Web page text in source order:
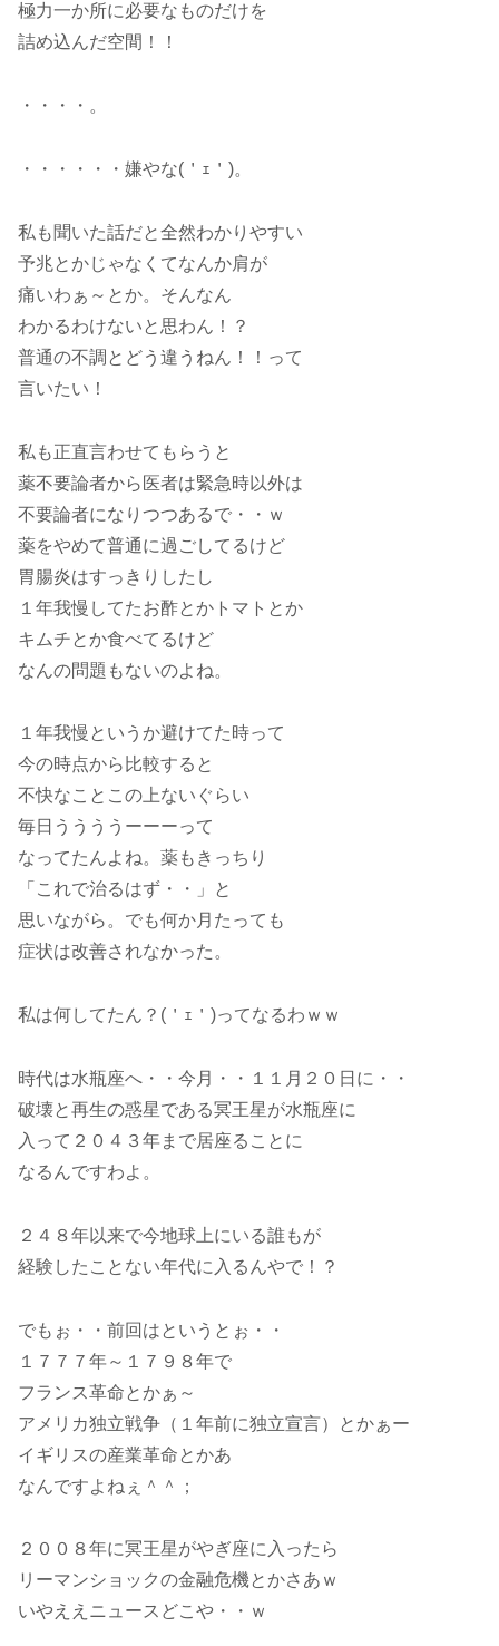
極力一か所に必要なものだけを
詰め込んだ空間！！
・・・・。
・・・・・・嫌やな(＇ｪ＇)。
私も聞いた話だと全然わかりやすい
予兆とかじゃなくてなんか肩が
痛いわぁ～とか。そんなん
わかるわけないと思わん！？
普通の不調とどう違うねん！！って
言いたい！
私も正直言わせてもらうと
薬不要論者から医者は緊急時以外は
不要論者になりつつあるで・・ｗ
薬をやめて普通に過ごしてるけど
胃腸炎はすっきりしたし
１年我慢してたお酢とかトマトとか
キムチとか食べてるけど
なんの問題もないのよね。
１年我慢というか避けてた時って
今の時点から比較すると
不快なことこの上ないぐらい
毎日ううううーーーって
なってたんよね。薬もきっちり
「これで治るはず・・」と
思いながら。でも何か月たっても
症状は改善されなかった。
私は何してたん？(＇ｪ＇)ってなるわｗｗ
時代は水瓶座へ・・今月・・１１月２０日に・・
破壊と再生の惑星である冥王星が水瓶座に
入って２０４３年まで居座ることに
なるんですわよ。
２４８年以来で今地球上にいる誰もが
経験したことない年代に入るんやで！？
でもぉ・・前回はというとぉ・・
１７７７年～１７９８年で
フランス革命とかぁ～
アメリカ独立戦争（１年前に独立宣言）とかぁー
イギリスの産業革命とかあ
なんですよねぇ＾＾；
２００８年に冥王星がやぎ座に入ったら
リーマンショックの金融危機とかさあｗ
いやええニュースどこや・・ｗ